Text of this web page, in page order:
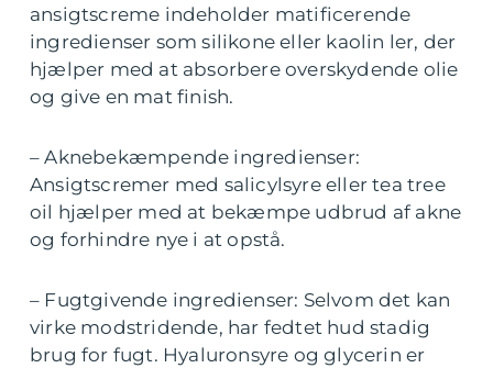
ansigtscreme indeholder matificerende
ingredienser som silikone eller kaolin ler, der
hjælper med at absorbere overskydende olie
og give en mat finish.
– Aknebekæmpende ingredienser:
Ansigtscremer med salicylsyre eller tea tree
oil hjælper med at bekæmpe udbrud af akne
og forhindre nye i at opstå.
– Fugtgivende ingredienser: Selvom det kan
virke modstridende, har fedtet hud stadig
brug for fugt. Hyaluronsyre og glycerin er